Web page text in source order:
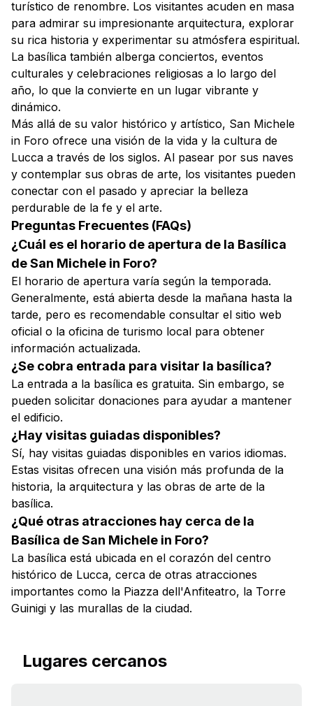
turístico de renombre. Los visitantes acuden en masa
para admirar su impresionante arquitectura, explorar
su rica historia y experimentar su atmósfera espiritual.
La basílica también alberga conciertos, eventos
culturales y celebraciones religiosas a lo largo del
año, lo que la convierte en un lugar vibrante y
dinámico.
Más allá de su valor histórico y artístico, San Michele
in Foro ofrece una visión de la vida y la cultura de
Lucca a través de los siglos. Al pasear por sus naves
y contemplar sus obras de arte, los visitantes pueden
conectar con el pasado y apreciar la belleza
perdurable de la fe y el arte.
Preguntas Frecuentes (FAQs)
¿Cuál es el horario de apertura de la Basílica
de San Michele in Foro?
El horario de apertura varía según la temporada.
Generalmente, está abierta desde la mañana hasta la
tarde, pero es recomendable consultar el sitio web
oficial o la oficina de turismo local para obtener
información actualizada.
¿Se cobra entrada para visitar la basílica?
La entrada a la basílica es gratuita. Sin embargo, se
pueden solicitar donaciones para ayudar a mantener
el edificio.
¿Hay visitas guiadas disponibles?
Sí, hay visitas guiadas disponibles en varios idiomas.
Estas visitas ofrecen una visión más profunda de la
historia, la arquitectura y las obras de arte de la
basílica.
¿Qué otras atracciones hay cerca de la
Basílica de San Michele in Foro?
La basílica está ubicada en el corazón del centro
histórico de Lucca, cerca de otras atracciones
importantes como la Piazza dell'Anfiteatro, la Torre
Guinigi y las murallas de la ciudad.
Lugares cercanos